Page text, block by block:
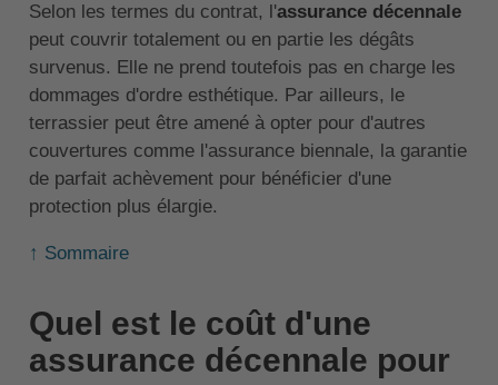
Selon les termes du contrat, l'assurance décennale
peut couvrir totalement ou en partie les dégâts
survenus. Elle ne prend toutefois pas en charge les
dommages d'ordre esthétique. Par ailleurs, le
terrassier peut être amené à opter pour d'autres
couvertures comme l'assurance biennale, la garantie
de parfait achèvement pour bénéficier d'une
protection plus élargie.
↑ Sommaire
Quel est le coût d'une
assurance décennale pour